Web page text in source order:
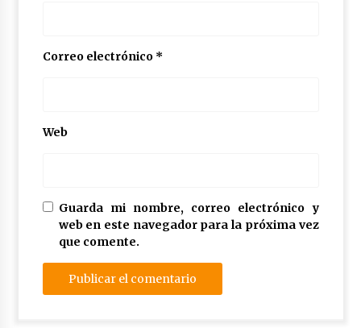
Correo electrónico *
Web
Guarda mi nombre, correo electrónico y
web en este navegador para la próxima vez
que comente.